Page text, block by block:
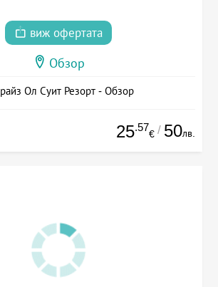
виж офертата
Обзор
Ол Суит Резорт - Обзор
25.57
€ / 50лв.